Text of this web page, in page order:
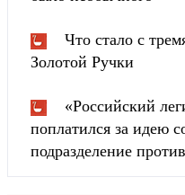
Что стало с
Золотой Ручки
«Российский
поплатился за идею
подразделение